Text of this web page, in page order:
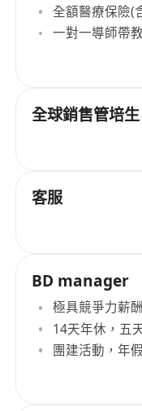
全額醫療保險(
一對一導師帶
全球銷售管培生
客服
BD manager
極具競爭力薪
14天年休，五
團建活動，年